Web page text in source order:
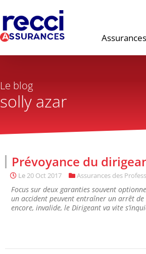
Le blog
solly azar
Prévoyance du
Le20 Oct 2017 Assurances des
Focus sur deux garanties souvent
un accident peuvent entraîner un arrêt
encore, invalide, le Dirigeant va vite